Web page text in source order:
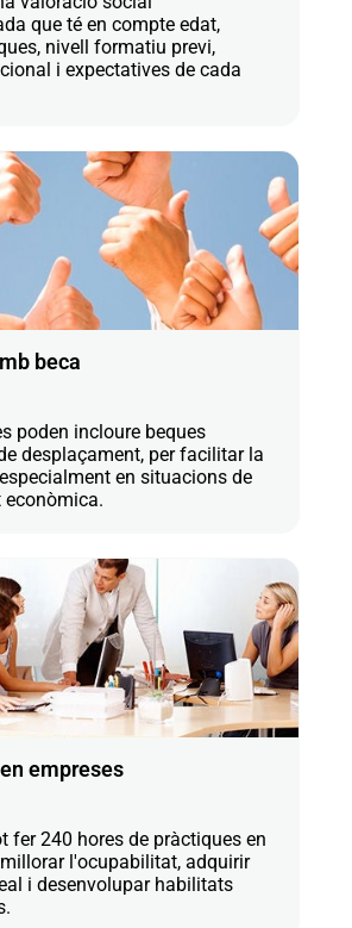
que té en compte edat,
nivell formatiu previ,
i expectatives de cada
beca
poden incloure beques
desplaçament, per facilitar la
en situacions de
empreses
fer 240 hores de pràctiques en
l'ocupabilitat, adquirir
i desenvolupar habilitats